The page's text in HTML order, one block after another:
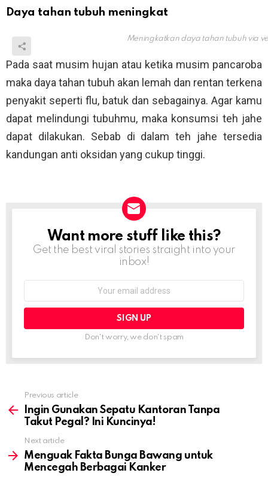
Daya tahan tubuh meningkat
Meningkatkan daya tahan tubuh via
Pada saat musim hujan atau ketika musim pancaroba
maka daya tahan tubuh akan lemah dan rentan terkena
penyakit seperti flu, batuk dan sebagainya. Agar kamu
dapat melindungi tubuhmu, maka konsumsi teh jahe
dapat dilakukan. Sebab di dalam teh jahe tersedia
kandungan anti oksidan yang cukup tinggi.
NEWSLETTER
Want more stuff like this?
Get the best viral stories straight into your
inbox!
Don't worry, we don't spam
more
Previous article
Ingin Gunakan Sepatu Kantoran Tanpa
Takut Pegal? Ini Kuncinya!
Next article
Menguak Fakta Bunga Bawang untuk
Mencegah Berbagai Kanker